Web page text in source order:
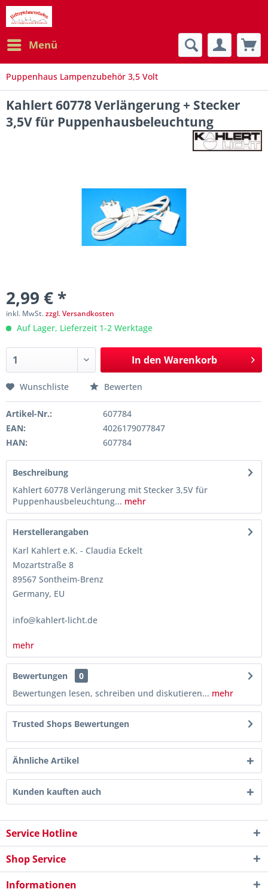
Menü
Puppenhaus Lampenzubehör 3,5 Volt
Kahlert 60778 Verlängerung + Stecker
3,5V für Puppenhausbeleuchtung
2,99 € *
inkl. MwSt.zzgl. Versandkosten
Auf Lager, Lieferzeit 1-2 Werktage
In den Warenkorb
Wunschliste Bewerten
Artikel-Nr.:
607784
EAN:
4026179077847
HAN:
607784
Beschreibung
Kahlert 60778 Verlängerung mit Stecker 3,5V für
Puppenhausbeleuchtung... mehr
Herstellerangaben
Karl Kahlert e.K. - Claudia Eckelt
Mozartstraße 8
89567 Sontheim-Brenz
Germany, EU
info@kahlert-licht.de
mehr
Bewertungen
0
Bewertungen lesen, schreiben und diskutieren... mehr
Trusted Shops Bewertungen
Ähnliche Artikel
Kunden kauften auch
Service Hotline
Shop Service
Informationen